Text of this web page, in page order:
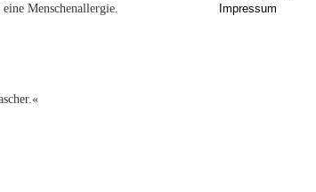
Menschenallergie.
Impressum